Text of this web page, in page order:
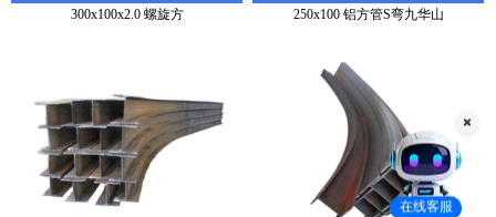
300x100x2.0 螺旋方 250x100 铝方管S弯九华山
在线客服